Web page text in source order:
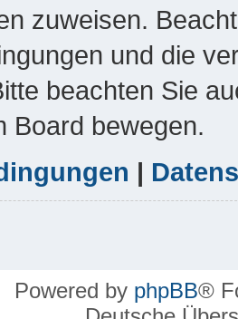
zuweisen.
und die
beachten Sie
Board bewegen.
|
Powered by phpBB®